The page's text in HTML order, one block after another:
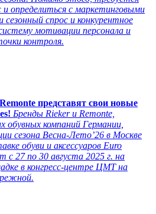
определиться с маркетинговыми
спрос и конкурентное
мотивации персонала и
контроля.
представят свои новые
Бренды Rieker и Remonte,
обувных компаний Германии,
сезона Весна-Лето’26 в Москве
обуви и аксессуаров Euro
c 27 по 30 августа 2025 г. на
в конгресс-центре ЦМТ на